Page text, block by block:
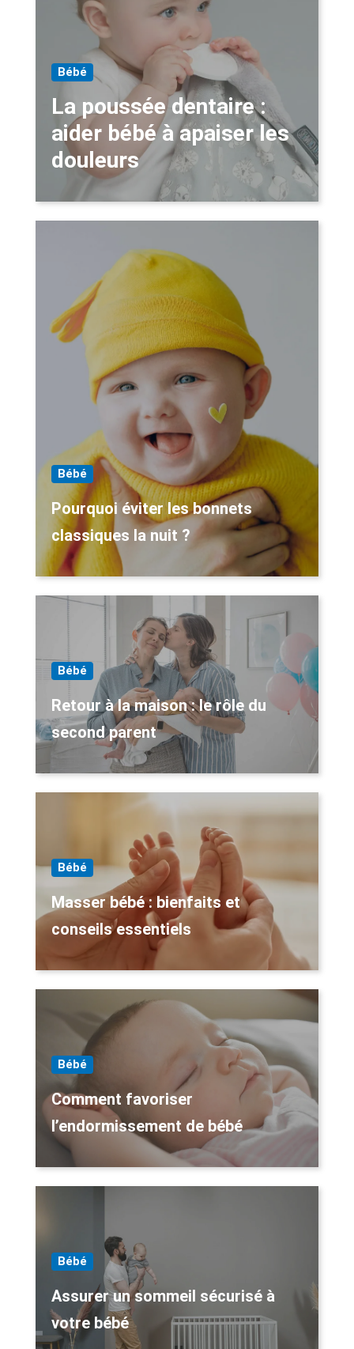
Bébé
La poussée dentaire :
aider bébé à apaiser les
douleurs
Bébé
Pourquoi éviter les bonnets
classiques la nuit ?
Bébé
Retour à la maison : le rôle du
second parent
Bébé
Masser bébé : bienfaits et
conseils essentiels
Bébé
Comment favoriser
l’endormissement de bébé
Bébé
Assurer un sommeil sécurisé à
votre bébé